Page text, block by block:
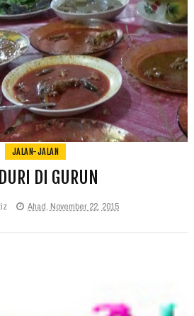
JALAN-JALAN
DI GURUN
Ahad, November 22, 2015